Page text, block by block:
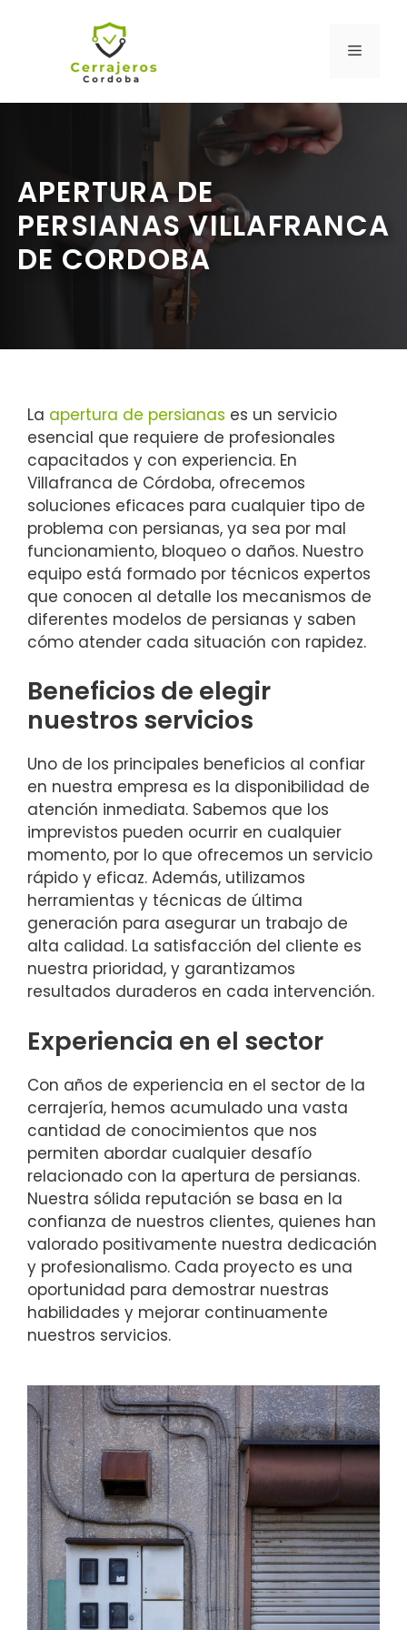
MENÚ
APERTURA DE
PERSIANAS VILLAFRANCA
DE CORDOBA
La apertura de persianas es un servicio
esencial que requiere de profesionales
capacitados y con experiencia. En
Villafranca de Córdoba, ofrecemos
soluciones eficaces para cualquier tipo de
problema con persianas, ya sea por mal
funcionamiento, bloqueo o daños. Nuestro
equipo está formado por técnicos expertos
que conocen al detalle los mecanismos de
diferentes modelos de persianas y saben
cómo atender cada situación con rapidez.
Beneficios de elegir
nuestros servicios
Uno de los principales beneficios al confiar
en nuestra empresa es la disponibilidad de
atención inmediata. Sabemos que los
imprevistos pueden ocurrir en cualquier
momento, por lo que ofrecemos un servicio
rápido y eficaz. Además, utilizamos
herramientas y técnicas de última
generación para asegurar un trabajo de
alta calidad. La satisfacción del cliente es
nuestra prioridad, y garantizamos
resultados duraderos en cada intervención.
Experiencia en el sector
Con años de experiencia en el sector de la
cerrajería, hemos acumulado una vasta
cantidad de conocimientos que nos
permiten abordar cualquier desafío
relacionado con la apertura de persianas.
Nuestra sólida reputación se basa en la
confianza de nuestros clientes, quienes han
valorado positivamente nuestra dedicación
y profesionalismo. Cada proyecto es una
oportunidad para demostrar nuestras
habilidades y mejorar continuamente
nuestros servicios.